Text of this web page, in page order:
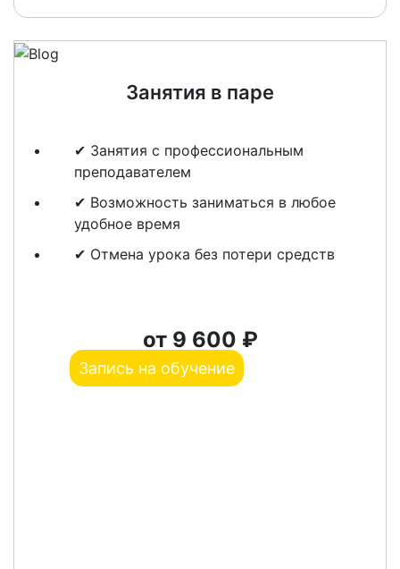
Занятия в паре
✔ Занятия с профессиональным
преподавателем
✔ Возможность заниматься в любое
удобное время
✔ Отмена урока без потери средств
от 9 600 ₽
Запись на обучение